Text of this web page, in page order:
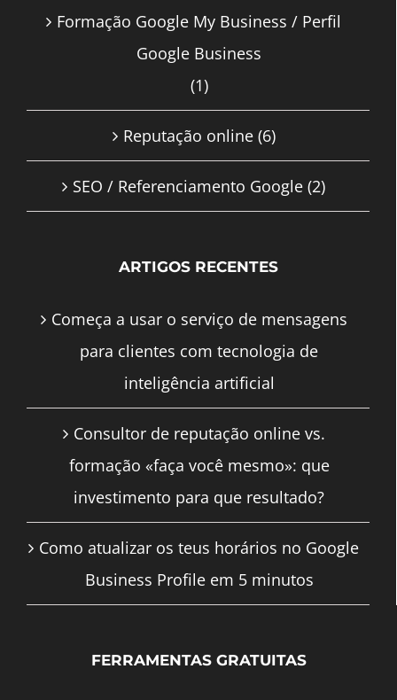
Formação Google My Business / Perfil
Google Business
(1)
Reputação online (6)
SEO / Referenciamento Google (2)
ARTIGOS RECENTES
Começa a usar o serviço de mensagens
para clientes com tecnologia de
inteligência artificial
Consultor de reputação online vs.
formação «faça você mesmo»: que
investimento para que resultado?
Como atualizar os teus horários no Google
Business Profile em 5 minutos
FERRAMENTAS GRATUITAS